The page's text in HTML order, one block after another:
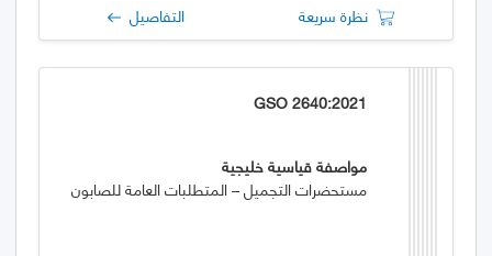
نظرة سريعة التفاصيل
GSO 2640:2021
مواصفة قياسية خليجية
مستحضرات التجميل – المتطلبات العامة للصابون